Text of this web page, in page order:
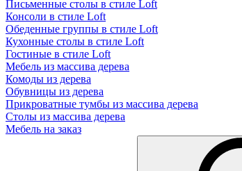
Письменные столы в стиле Loft
Консоли в стиле Loft
Обеденные группы в стиле Loft
Кухонные столы в стиле Loft
Гостиные в стиле Loft
Мебель из массива дерева
Комоды из дерева
Обувницы из дерева
Прикроватные тумбы из массива дерева
Столы из массива дерева
Мебель на заказ